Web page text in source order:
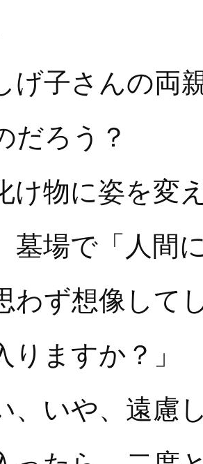
子さんの両
だろう？
物に姿を変
墓場で「人間
わず想像して
りますか？」
、いや、遠慮